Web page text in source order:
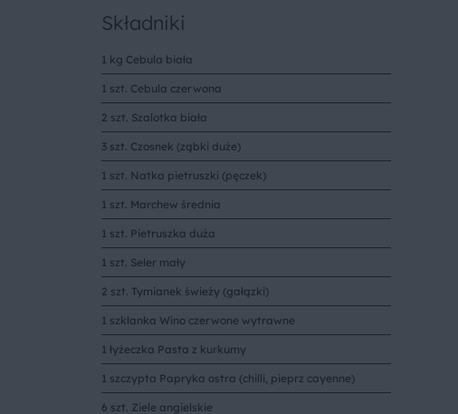
Składniki
1 kg Cebula biała
1 szt. Cebula czerwona
2 szt. Szalotka biała
3 szt. Czosnek (ząbki duże)
1 szt. Natka pietruszki (pęczek)
1 szt. Marchew średnia
1 szt. Pietruszka duża
1 szt. Seler mały
2 szt. Tymianek świeży (gałązki)
1 szklanka Wino czerwone wytrawne
1 łyżeczka Pasta z kurkumy
1 szczypta Papryka ostra (chilli, pieprz cayenne)
6 szt. Ziele angielskie